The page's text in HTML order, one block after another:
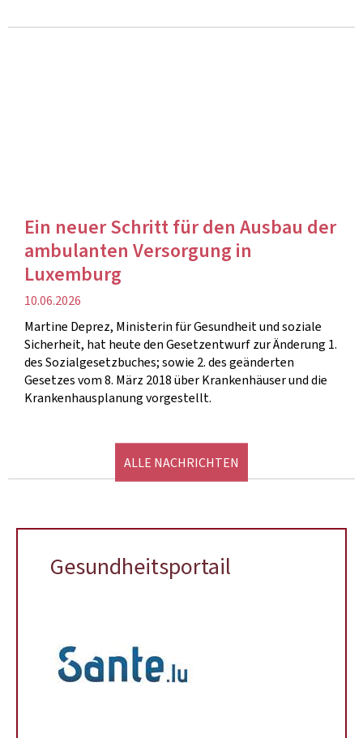
Ein neuer Schritt für den Ausbau der
ambulanten Versorgung in
Luxemburg
Veröffentlichung
10.06.2026
Martine Deprez, Ministerin für Gesundheit und soziale
Sicherheit, hat heute den Gesetzentwurf zur Änderung 1.
des Sozialgesetzbuches; sowie 2. des geänderten
Gesetzes vom 8. März 2018 über Krankenhäuser und die
Krankenhausplanung vorgestellt.
ALLE NACHRICHTEN
Gesundheitsportail